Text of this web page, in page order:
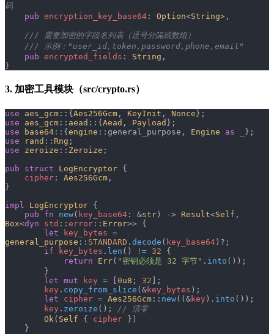
码
    pub
encryption_key_base64 : Option<String>,
    /// 需要加密的字段名列表（逗号分隔或数组）
    /// 示例："user_id,token,password,phone,email"
    pub
encrypted_fields : String ,
}
3. 加密工具模块（src/crypto.rs）
use aes_gcm ::{ Aes256Gcm , KeyInit , Nonce };
use aes_gcm :: aead ::{ Aead , Payload };
use base64 ::{ engine ::general_purpose, Engine as _};
use rand :: Rng ;
use zeroize :: Zeroize ;
pub struct LogEncryptor {
    cipher
: Aes256Gcm ,
}
impl LogEncryptor {
    pub
fn new( key_base64 : &str ) -> Result<Self
Box<dyn std :: error :: Error>> {
        let
key_bytes =
general_purpose :: STANDARD . decode ( key_base64 )?;
        if
key_bytes . len () != 32 {
            return
Err( "密钥必须是 32 字节" . into ());
        }
        let
mut key = 0u8 ; 32 ];
        key
. copy_from_slice (&key_bytes );
        let
cipher = Aes256Gcm :: new((&key ). into ());
        key
. zeroize (); // 清零
        Ok
( Self { cipher })
    }